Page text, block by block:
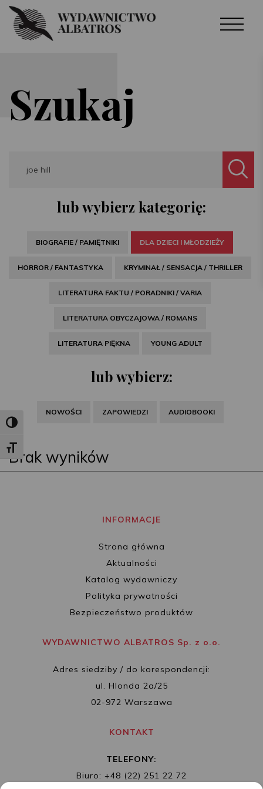
Toggle High Contrast
Toggle Font size
Szukaj
lub wybierz kategorię:
BIOGRAFIE / PAMIĘTNIKI DLA DZIECI I MŁODZIEŻY
HORROR / FANTASTYKA KRYMINAŁ / SENSACJA / THRILLER
LITERATURA FAKTU / PORADNIKI / VARIA
LITERATURA OBYCZAJOWA / ROMANS
LITERATURA PIĘKNA YOUNG ADULT
lub wybierz:
NOWOŚCI ZAPOWIEDZI AUDIOBOOKI
Brak wyników
INFORMACJE
Strona główna
Aktualności
Katalog wydawniczy
Polityka prywatności
Bezpieczeństwo produktów
WYDAWNICTWO ALBATROS Sp. z o.o.
Adres siedziby / do korespondencji:
ul. Hlonda 2a/25
02-972 Warszawa
KONTAKT
TELEFONY:
Biuro: +48 (22) 251 22 72